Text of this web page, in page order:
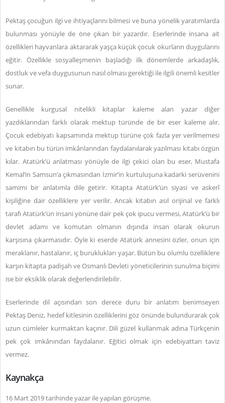
Pektaş çocuğun ilgi ve ihtiyaçlarını bilmesi ve buna yönelik yaratımlarda
bulunması yönüyle de öne çıkan bir yazardır. Eserlerinde insana ait
özellikleri hayvanlara aktararak yaşça küçük çocuk okurların duygularını
eğitir. Özellikle sosyalleşmenin başladığı ilk dönemlerde arkadaşlık,
dostluk ve vefa duygusunun nasıl olması gerektiği ile ilgili önemli kesitler
sunar.
Genellikle kurgusal nitelikli kitaplar kaleme alan yazar diğer
yazdıklarından farklı olarak mektup türünde de bir eser kaleme alır.
Çocuk edebiyatı kapsamında mektup türüne çok fazla yer verilmemesi
ve kitabın bu türün imkânlarından faydalanılarak yazılması kitabı özgün
kılar. Atatürk’ü anlatması yönüyle de ilgi çekici olan bu eser, Mustafa
Kemal’in Samsun’a çıkmasından İzmir’in kurtuluşuna kadarki serüvenini
samimi bir anlatımla dile getirir. Kitapta Atatürk’ün siyasi ve askerî
kişiliğine dair özelliklere yer verilir. Ancak kitabın asıl orijinal ve farklı
tarafı Atatürk’ün insani yönüne dair pek çok ipucu vermesi, Atatürk’ü bir
devlet adamı ve komutan olmanın dışında insan olarak okurun
karşısına çıkarmasıdır. Öyle ki eserde Atatürk annesini özler, onun için
meraklanır, hastalanır, iç buruklukları yaşar. Bütün bu olumlu özelliklere
karşın kitapta padişah ve Osmanlı Devleti yöneticilerinin sunulma biçimi
ise bir eksiklik olarak değerlendirilebilir.
Eserlerinde dil açısından son derece duru bir anlatım benimseyen
Pektaş Deniz, hedef kitlesinin özelliklerini göz önünde bulundurarak çok
uzun cümleler kurmaktan kaçınır. Dili güzel kullanmak adına Türkçenin
pek çok imkânından faydalanır. Eğitici olmak için edebiyattan taviz
vermez.
Kaynakça
16 Mart 2019 tarihinde yazar ile yapılan görüşme.